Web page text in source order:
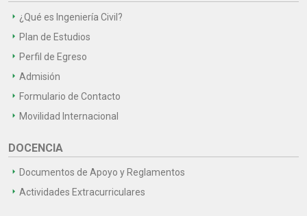
¿Qué es Ingeniería Civil?
Plan de Estudios
Perfil de Egreso
Admisión
Formulario de Contacto
Movilidad Internacional
DOCENCIA
Documentos de Apoyo y Reglamentos
Actividades Extracurriculares